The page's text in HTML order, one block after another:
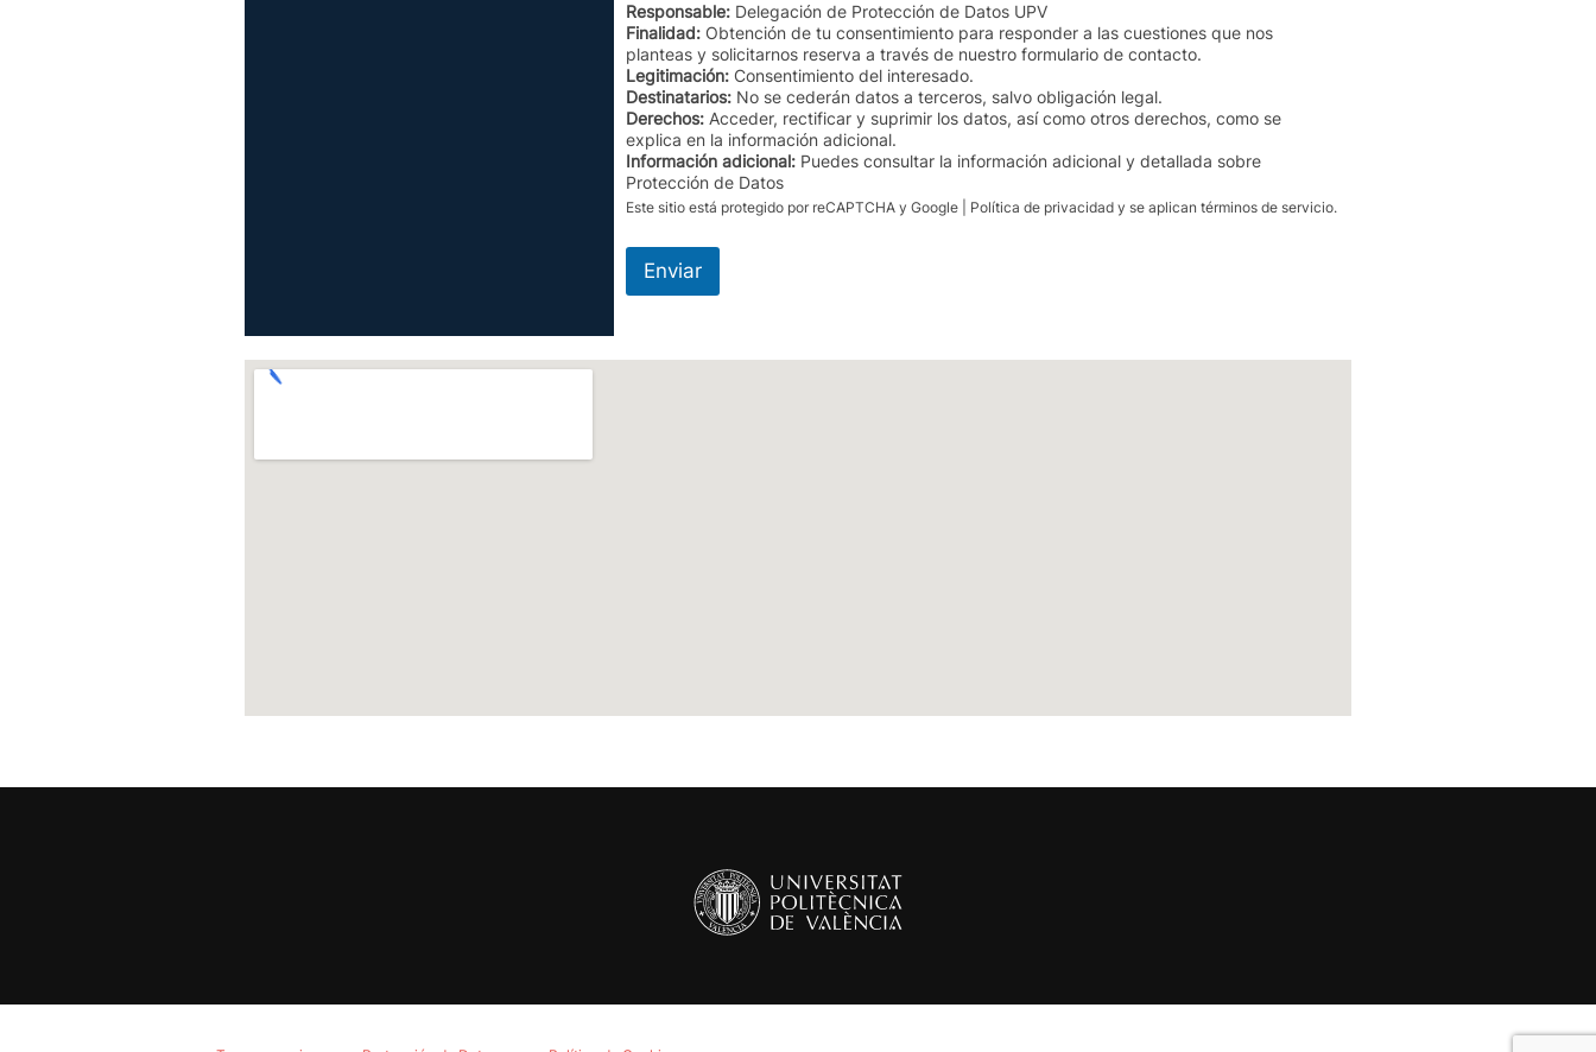
Responsable:Delegación de Protección de Datos UPV
Finalidad:Obtención de tu consentimiento para responder a las cuestiones que nos
planteas y solicitarnos reserva a través de nuestro formulario de contacto.
Legitimación:Consentimiento del interesado.
Destinatarios:No se cederán datos a terceros, salvo obligación legal.
Derechos:Acceder, rectificar y suprimir los datos, así como otros derechos, como se
explica en la información adicional.
Información adicional:Puedes consultar la información adicional y detallada sobre
Protección de Datos
Este sitio está protegido por reCAPTCHA y Google | Política de privacidady se aplican términos de servicio.
Enviar